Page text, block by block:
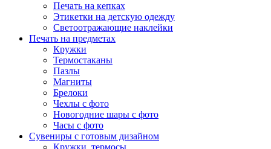
Печать на кепках
Этикетки на детскую одежду
Светоотражающие наклейки
Печать на предметах
Кружки
Термостаканы
Пазлы
Магниты
Брелоки
Чехлы с фото
Новогодние шары с фото
Часы с фото
Сувениры с готовым дизайном
Кружки, термосы